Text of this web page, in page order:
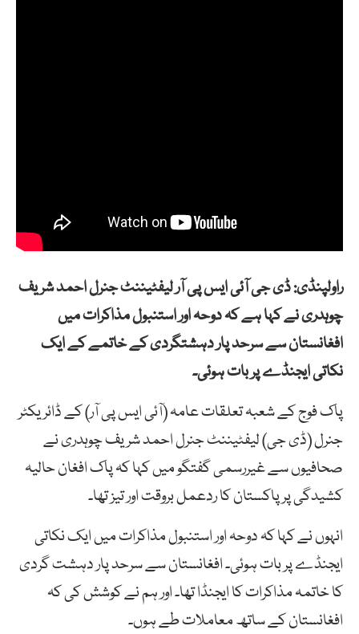
راولپنڈی: ڈی جی آئی ایس پی آر لیفٹیننٹ جنرل احمد شریف
چوہدری نے کہا ہے کہ دوحہ اور استنبول مذاکرات میں
افغانستان سے سرحد پار دہشتگردی کے خاتمے کے ایک
نکاتی ایجنڈے پر بات ہوئی۔
پاک فوج کے شعبہ تعلقات عامہ (آئی ایس پی آر) کے ڈائریکٹر
جنرل (ڈی جی) لیفٹیننٹ جنرل احمد شریف چوہدری نے
صحافیوں سے غیررسمی گفتگو میں کہا کہ پاک افغان حالیہ
کشیدگی پر پاکستان کا ردعمل بروقت اور تیز تھا۔
انہوں نے کہا کہ دوحہ اور استنبول مذاکرات میں ایک نکاتی
ایجنڈے پر بات ہوئی۔ افغانستان سے سرحد پار دہشت گردی
کا خاتمہ مذاکرات کا ایجنڈا تھا۔ اور ہم نے کوشش کی کہ
افغانستان کے ساتھ معاملات طے ہوں۔